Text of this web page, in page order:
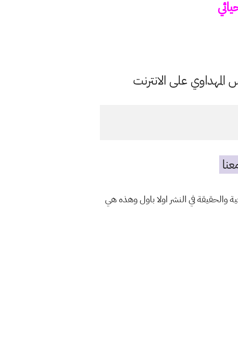
على الانترنت
والحقيقة في النشر اولا باول وهذه هي